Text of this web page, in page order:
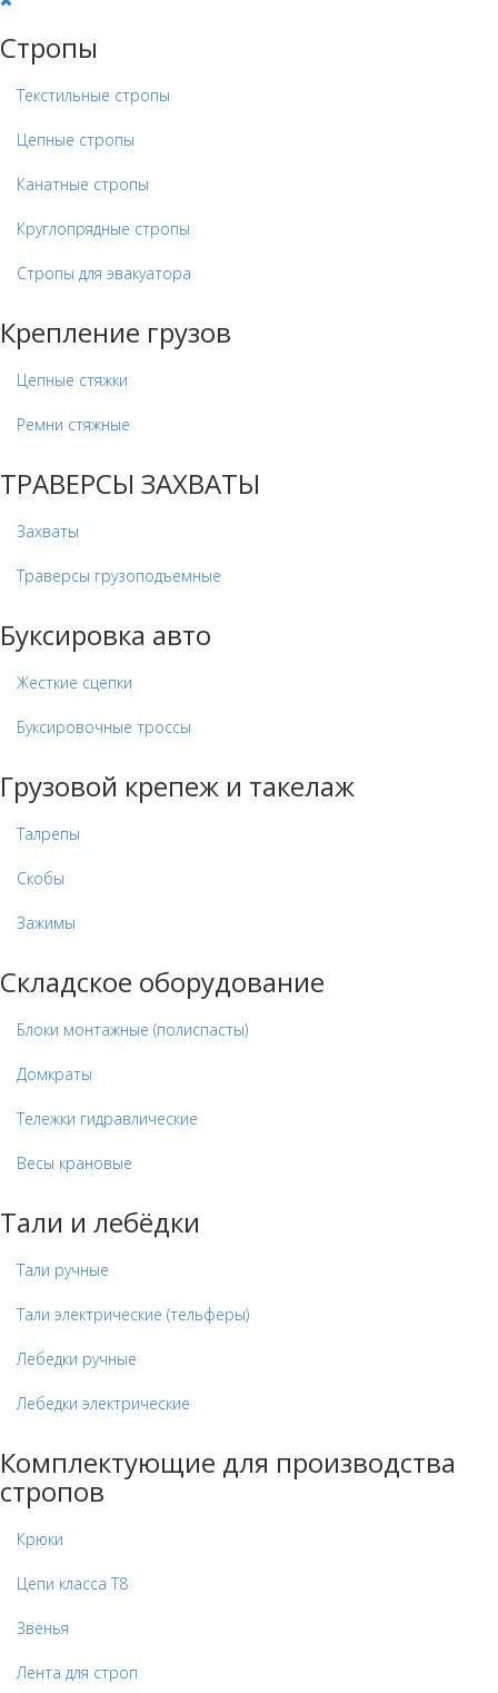
Стропы
Текстильные стропы
Цепные стропы
Канатные стропы
Круглопрядные стропы
Стропы для эвакуатора
Крепление грузов
Цепные стяжки
Ремни стяжные
ТРАВЕРСЫ ЗАХВАТЫ
Захваты
Траверсы грузоподъемные
Буксировка авто
Жесткие сцепки
Буксировочные троссы
Грузовой крепеж и такелаж
Талрепы
Скобы
Зажимы
Складское оборудование
Блоки монтажные (полиспасты)
Домкраты
Тележки гидравлические
Весы крановые
Тали и лебёдки
Тали ручные
Тали электрические (тельферы)
Лебедки ручные
Лебедки электрические
Комплектующие для производства
стропов
Крюки
Цепи класса Т8
Звенья
Лента для строп